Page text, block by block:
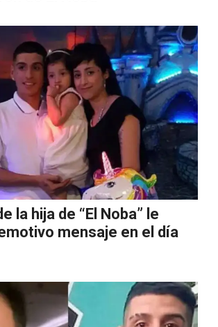
la hija de “El Noba” le
mensaje en el día